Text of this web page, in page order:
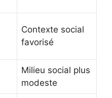
Contexte social
favorisé
Milieu social plus
modeste